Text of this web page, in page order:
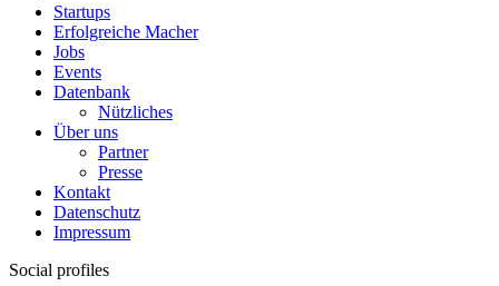
Startups
Erfolgreiche Macher
Jobs
Events
Datenbank
Nützliches
Über uns
Partner
Presse
Kontakt
Datenschutz
Impressum
Social profiles